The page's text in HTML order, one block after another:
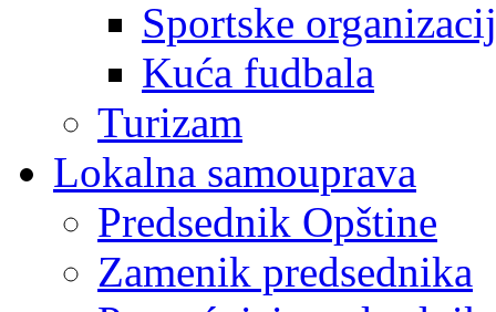
Sportske
Kuća fudbala
Turizam
Lokalna samouprava
Predsednik Opštine
Zamenik predsednika